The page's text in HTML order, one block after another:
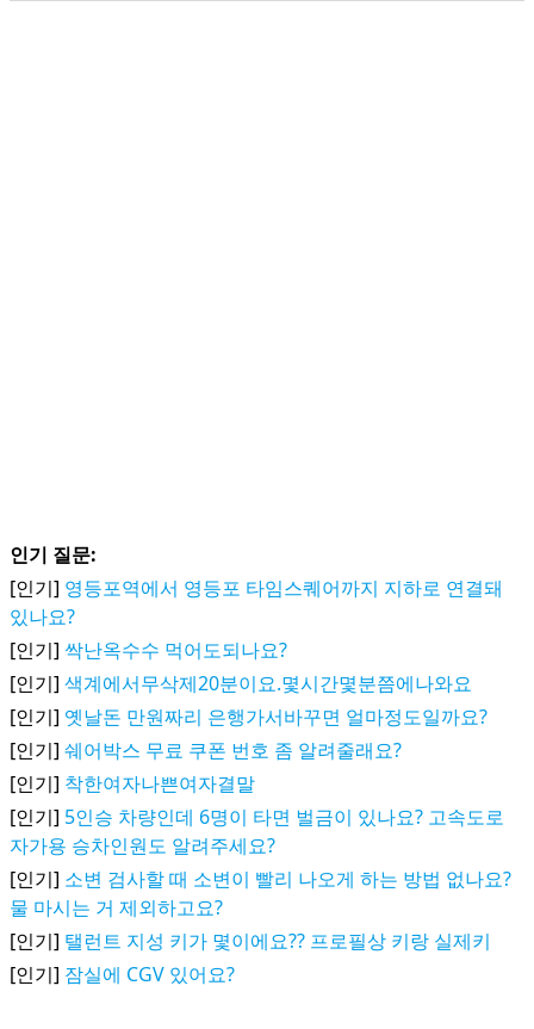
인기 질문:
[인기] 영등포역에서 영등포 타임스퀘어까지 지하로 연결돼
있나요?
[인기] 싹난옥수수 먹어도되나요?
[인기] 색계에서무삭제20분이요.몇시간몇분쯤에나와요
[인기] 옛날돈 만원짜리 은행가서바꾸면 얼마정도일까요?
[인기] 쉐어박스 무료 쿠폰 번호 좀 알려줄래요?
[인기] 착한여자나쁜여자결말
[인기] 5인승 차량인데 6명이 타면 벌금이 있나요? 고속도로
자가용 승차인원도 알려주세요?
[인기] 소변 검사할 때 소변이 빨리 나오게 하는 방법 없나요?
물 마시는 거 제외하고요?
[인기] 탤런트 지성 키가 몇이에요?? 프로필상 키랑 실제키
[인기] 잠실에 CGV 있어요?